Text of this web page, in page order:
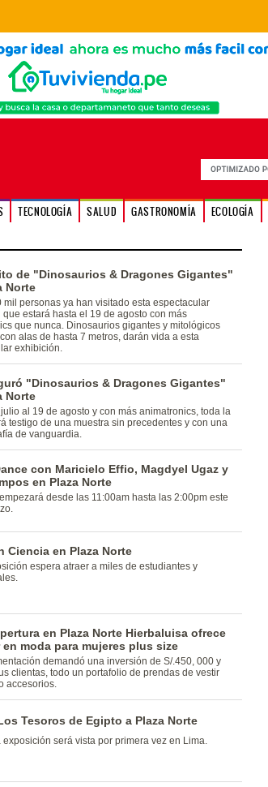
TECNOLOGÍA SALUD GASTRONOMÍA ECOLOGÍA
de "Dinosaurios & Dragones Gigantes"
Norte
mil personas ya han visitado esta espectacular
estará hasta el 19 de agosto con más
que nunca. Dinosaurios gigantes y mitológicos
alas de hasta 7 metros, darán vida a esta
exhibición.
"Dinosaurios & Dragones Gigantes"
Norte
al 19 de agosto y con más animatronics, toda la
testigo de una muestra sin precedentes y con una
de vanguardia.
con Maricielo Effio, Magdyel Ugaz y
en Plaza Norte
desde las 11:00am hasta las 2:00pm este
Ciencia en Plaza Norte
espera atraer a miles de estudiantes y
en Plaza Norte Hierbaluisa ofrece
en moda para mujeres plus size
demandó una inversión de S/.450, 000 y
clientas, todo un portafolio de prendas de vestir
accesorios.
Tesoros de Egipto a Plaza Norte
exposición será vista por primera vez en Lima.